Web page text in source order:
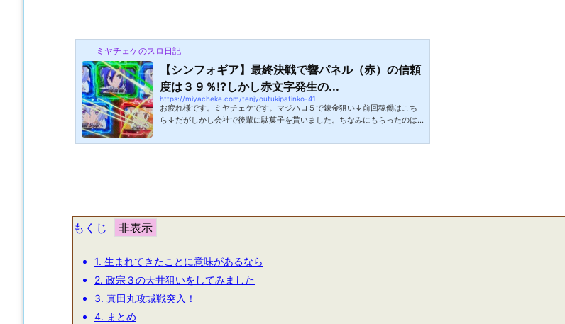
ミヤチェケのスロ日記
【シンフォギア】最終決戦で響パネル（赤）の信頼
度は３９％!?しかし赤文字発生の...
https://miyacheke.com/tenjyoutukipatinko-41
お疲れ様です。ミヤチェケです。マジハロ５で錬金狙い↓前回稼働はこち
ら↓だがしかし会社で後輩に駄菓子を貰いました。ちなみにもらったのは
だなとしみじみ思いました。最近は駄菓子を売っているところもあまり見
もくじ
1. 生まれてきたことに意味があるなら
2. 政宗３の天井狙いをしてみました
3. 真田丸攻城戦突入！
4. まとめ